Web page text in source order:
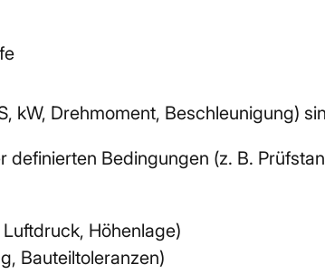
kW, Drehmoment, Beschleunigung)
Bedingungen (z. B.
Höhenlage)
Bauteiltoleranzen)